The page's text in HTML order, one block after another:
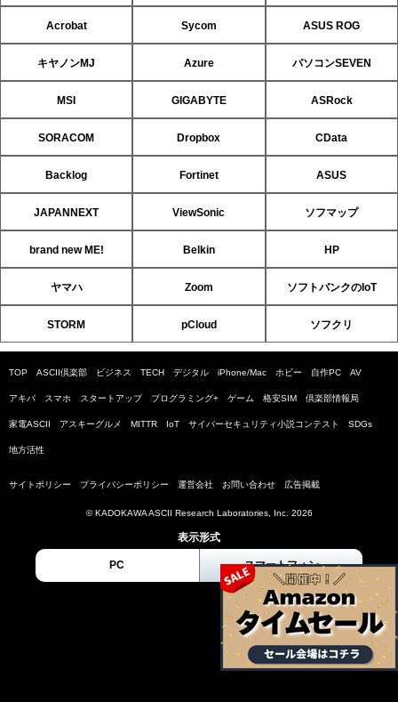
Acrobat Sycom ASUS ROG
キヤノンMJ Azure パソコンSEVEN
MSI GIGABYTE ASRock
SORACOM Dropbox CData
Backlog Fortinet ASUS
JAPANNEXT ViewSonic ソフマップ
brand new ME! Belkin HP
ヤマハ Zoom ソフトバンクのIoT
STORM pCloud ソフクリ
TOP ASCII倶楽部 ビジネス TECH デジタル iPhone/Mac ホビー 自作PC AV
アキバ スマホ スタートアップ プログラミング+ ゲーム 格安SIM 倶楽部情報局
家電ASCII アスキーグルメ MITTR IoT サイバーセキュリティ小説コンテスト SDGs
地方活性
サイトポリシー プライバシーポリシー 運営会社 お問い合わせ 広告掲載
© KADOKAWA ASCII Research Laboratories, Inc. 2026
表示形式
PC スマートフォン